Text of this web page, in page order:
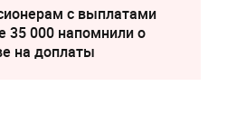
с выплатами
35 000 напомнили о
на доплаты